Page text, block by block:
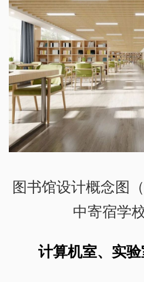
图书馆设计概念图
中寄宿学
计算机室、实